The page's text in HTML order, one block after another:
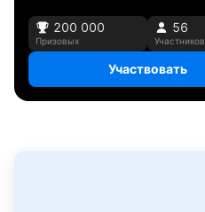
200 000
Призовых
56
Участников
Участвовать